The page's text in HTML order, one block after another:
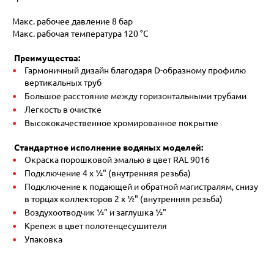
Макс. рабочее давление 8 бар
Макс. рабочая температура 120 °C
Преимущества:
Гармоничный дизайн благодаря D-образному профилю
вертикальных труб
Большое расстояние между горизонтальными трубами
Легкость в очистке
Высококачественное хромированное покрытие
Стандартное исполнение водяных моделей:
Окраска порошковой эмалью в цвет RAL 9016
Подключение 4 x ½" (внутренняя резьба)
Подключение к подающей и обратной магистралям, снизу
в торцах коллекторов 2 x ½" (внутренняя резьба)
Воздухоотводчик ½" и заглушка ½"
Крепеж в цвет полотенцесушителя
Упаковка